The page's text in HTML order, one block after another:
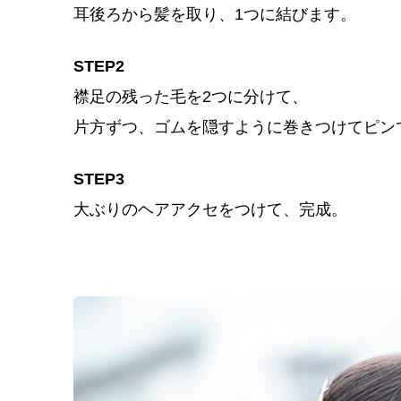
耳後ろから髪を取り、1つに結びます。
STEP2
襟足の残った毛を2つに分けて、
片方ずつ、ゴムを隠すように巻きつけてピ
STEP3
大ぶりのヘアアクセをつけて、完成。